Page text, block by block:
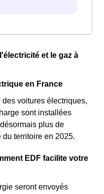
et le gaz à
en France
voitures électriques,
sont installées
plus de
du territoire en 2025.
EDF facilite votre
seront envoyés